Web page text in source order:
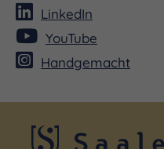
LinkedIn
YouTube
Handgemacht